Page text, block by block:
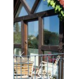
Zurück